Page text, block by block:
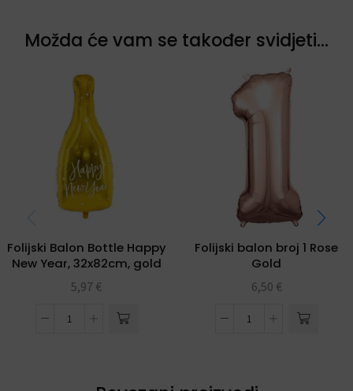
Možda će vam se također svidjeti...
Folijski Balon Bottle Happy
New Year, 32x82cm, gold
5,97 €
Folijski balon broj 1 Rose
Gold
6,50 €